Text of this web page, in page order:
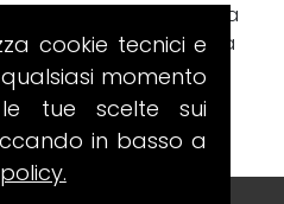
con cui i Muse tornano a
fanno passando da una
cookie tecnici e
momento
tue scelte sui
in basso a